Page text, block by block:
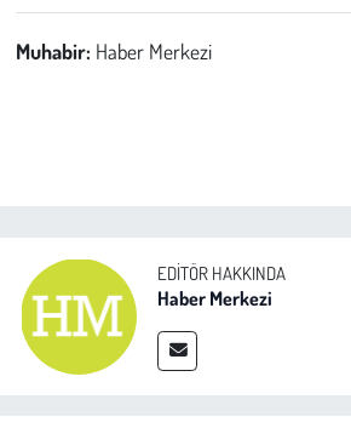
Muhabir: Haber Merkezi
EDITÖR HAKKINDA
Haber Merkezi